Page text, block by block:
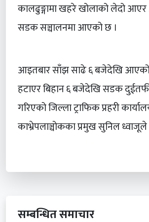
कालढुङ्गामा खहरे खोलाको लेदो
सडक सञ्चालनमा आएको छ ।
आइतबार साँझ साढे ६ बजेदेखि
हटाएर बिहान ६ बजेदेखि सडक
गरिएको जिल्ला ट्राफिक प्रहरी
काभ्रेपलाञ्चोकका प्रमुख सुनिल ध्वाजूले
सम्बन्धित समाचार